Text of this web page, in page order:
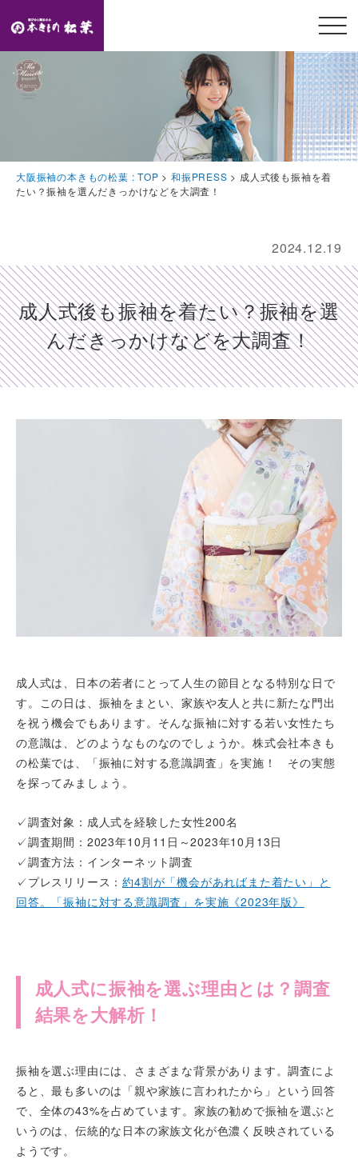
Feature
本きもの松葉の特徴
Collection
振袖コレクション
Plan
プラン
Shop list
メニ
ュー
開閉
大阪振袖の本きもの松葉 : TOP >和振PRESS > 成人式後も振袖を着
たい？振袖を選んだきっかけなどを大調査！
2024.12.19
成人式後も振袖を着たい？振袖を選
んだきっかけなどを大調査！
成人式は、日本の若者にとって人生の節目となる特別な日で
す。この日は、振袖をまとい、家族や友人と共に新たな門出
を祝う機会でもあります。そんな振袖に対する若い女性たち
の意識は、どのようなものなのでしょうか。株式会社本きも
の松葉では、「振袖に対する意識調査」を実施！ その実態
を探ってみましょう。
✓調査対象：成人式を経験した女性200名
✓調査期間：2023年10月11日～2023年10月13日
✓調査方法：インターネット調査
✓プレスリリース：約4割が「機会があればまた着たい」と
回答。「振袖に対する意識調査」を実施《2023年版》
成人式に振袖を選ぶ理由とは？調査
結果を大解析！
振袖を選ぶ理由には、さまざまな背景があります。調査によ
ると、最も多いのは「親や家族に言われたから」という回答
で、全体の43%を占めています。家族の勧めで振袖を選ぶと
いうのは、伝統的な日本の家族文化が色濃く反映されている
ようです。